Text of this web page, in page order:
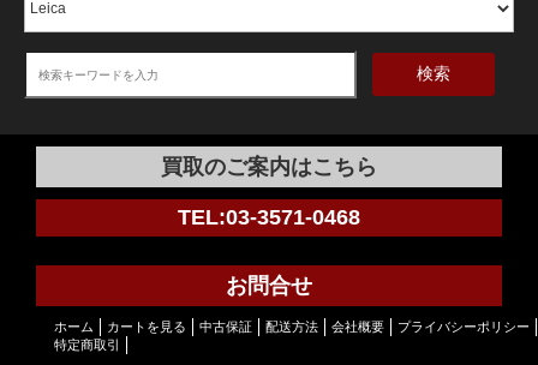
検索
買取のご案内はこちら
TEL:03-3571-0468
お問合せ
ホーム カートを見る 中古保証 配送方法 会社概要
プライバシーポリシー
特定商取引